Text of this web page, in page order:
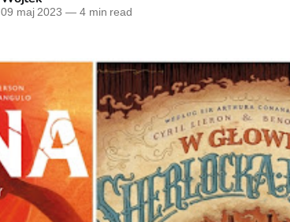
09 maj 2023 —4 min read